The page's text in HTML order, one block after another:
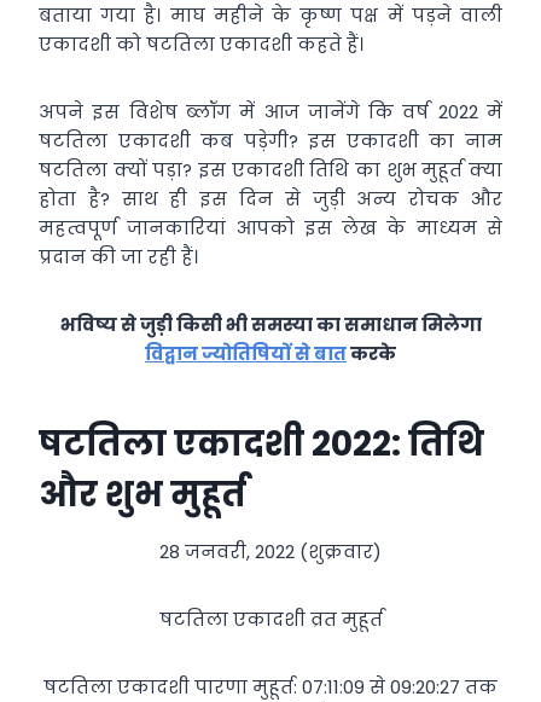
बताया गया है। माघ महीने के कृष्ण पक्ष में पड़ने वाली
एकादशी को षटतिला एकादशी कहते हैं।
अपने इस विशेष ब्लॉग में आज जानेंगे कि वर्ष 2022 में
षटतिला एकादशी कब पड़ेगी? इस एकादशी का नाम
षटतिला क्यों पड़ा? इस एकादशी तिथि का शुभ मुहूर्त क्या
होता है? साथ ही इस दिन से जुड़ी अन्य रोचक और
महत्वपूर्ण जानकारियां आपको इस लेख के माध्यम से
प्रदान की जा रही हैं।
भविष्य से जुड़ी किसी भी समस्या का समाधान मिलेगा
विद्वान ज्योतिषियों से बातकरके
षटतिला एकादशी 2022: तिथि
और शुभ मुहूर्त
28 जनवरी, 2022 (शुक्रवार)
षटतिला एकादशी व्रत मुहूर्त
षटतिला एकादशी पारणा मुहूर्त: 07:11:09 से 09:20:27 तक